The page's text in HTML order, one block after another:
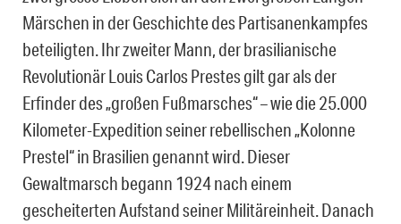
Märschen in der Geschichte des Partisanenkampfes
beteiligten. Ihr zweiter Mann, der brasilianische
Revolutionär Louis Carlos Prestes gilt gar als der
Erfinder des „großen Fußmarsches“ – wie die 25.000
Kilometer-Expedition seiner rebellischen „Kolonne
Prestel“ in Brasilien genannt wird. Dieser
Gewaltmarsch begann 1924 nach einem
gescheiterten Aufstand seiner Militäreinheit. Danach